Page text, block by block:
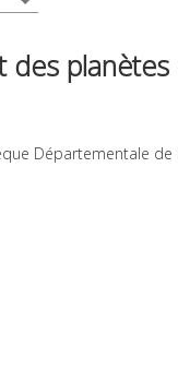
des
Départementale